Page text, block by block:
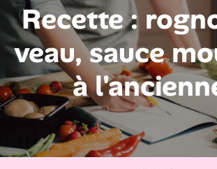
Recette :
veau, sauce
à